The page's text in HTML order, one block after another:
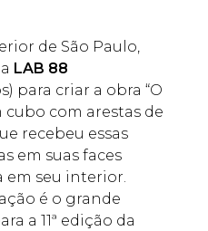
de São Paulo,
LAB 88
para criar a obra “O
cubo com arestas de
recebeu essas
em suas faces
em seu interior.
é o grande
a 11ª edição da